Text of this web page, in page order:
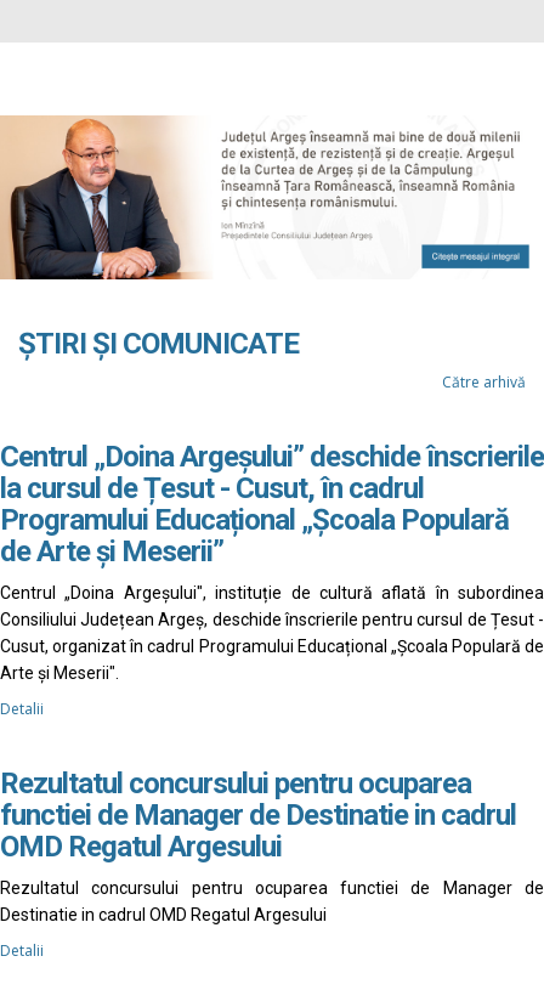
ȘTIRI ȘI COMUNICATE
Către arhivă
Centrul „Doina Argeșului” deschide înscrierile
la cursul de Țesut - Cusut, în cadrul
Programului Educațional „Școala Populară
de Arte și Meserii”
Centrul „Doina Argeșului", instituție de cultură aflată în subordinea
Consiliului Județean Argeș, deschide înscrierile pentru cursul de Țesut -
Cusut, organizat în cadrul Programului Educațional „Școala Populară de
Arte și Meserii".
Detalii
Rezultatul concursului pentru ocuparea
functiei de Manager de Destinatie in cadrul
OMD Regatul Argesului
Rezultatul concursului pentru ocuparea functiei de Manager de
Destinatie in cadrul OMD Regatul Argesului
Detalii